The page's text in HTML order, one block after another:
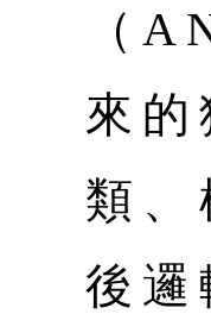
（
來
類
後